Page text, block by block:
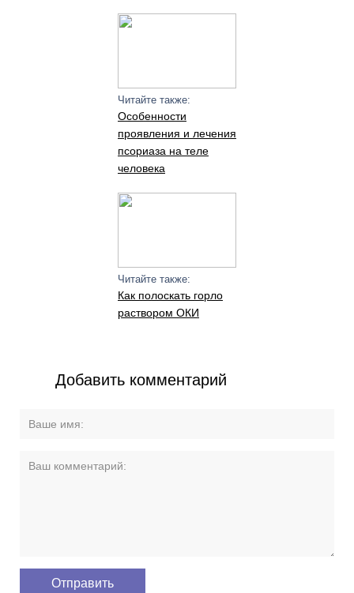
Читайте также:
Особенности
проявления и лечения
псориаза на теле
человека
Читайте также:
Как полоскать горло
раствором ОКИ
Добавить комментарий